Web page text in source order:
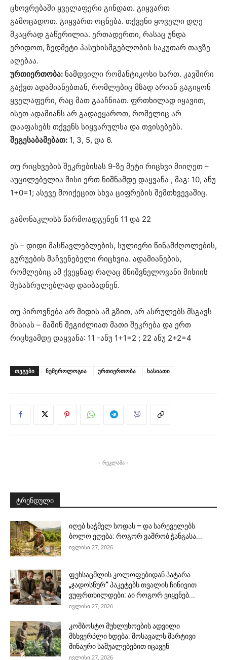
ცხოვრებაში ყველაფერი გინდათ. გიყვართ
გამოცადოთ. გიყვართ ოცნება. თქვენი ყოველი დღე
მკაცრად გაწერილია. ერთადერთი, რასაც უნდა
ერიდოთ, ზედმეტი პასუხისმგებლობის საკუთარ თავზე
აღებაა.
ურთიერთობა: ნამდვილი რომანტიკოსი ხართ. კავშირი
გაქვთ ადამიანებთან, რომლებიც მზად არიან გაგიყონ
ყველაფერი, რაც მათ გააჩნიათ. ფრთხილად იყავით,
ისეთ ადამიანს არ გადაეყაროთ, რომელიც არ
დააფასებს თქვენს სიყვარულსა და თვისებებს.
შეგესაბამებათ: 1, 3, 5, და 6.
თუ რიცხვების შეკრებისას 9-ზე მეტი რიცხვი მიიღეთ –
აუცილებელია მისი ერთ ნიშნამდე დაყვანა , მაგ: 10, ანუ
1+0=1; ასევე მოიქეცით სხვა ციფრების შემთხვევაშიც.
გამონაკლისს წარმოადგენენ 11 და 22
ეს – დიდი მასწავლებლების, სულიერი წინამძღოლების,
გურუების მაჩვენებელი რიცხვია. ადამიანების,
რომლებიც ამ ქვეყნად რაღაც მნიშვნელოვანი მისიის
შესასრულებლად დაიბადნენ.
თუ პიროვნება არ მიდის ამ გზით, არ ასრულებს მსგავს
მისიას – მაშინ შეგიძლიათ მათი შეკრება და ერთ
რიცხვამდე დაყვანა: 11 -ანუ 1+1=2 ; 22 ანუ 2+2=4
ᲗᲔᲒᲔᲑᲘ ნუმეროლოგია ურთიერთობა ხასიათი
- რეკლამა -
ტრენდული
იღებ საჭმელ სოდას – და სარეველებს
ბოლო ეღება: როგორ ვაშრობ ჭანგასა...
ივლისი 27, 2026
ფეხსაცმლის კოლოფებიდან პატარა
„ჯადოსნურ“ პაკეტებს თვალის ჩინივით
ვუფრთხილდები: აი როგორ ვიყენებ...
ივლისი 27, 2026
კომბოსტო მუხლუხოების ადვილი
მსხვერპლი ხდება: მოსავალს მარტივი
შინაური საშუალებებით იცავენ
ივლისი 27, 2026